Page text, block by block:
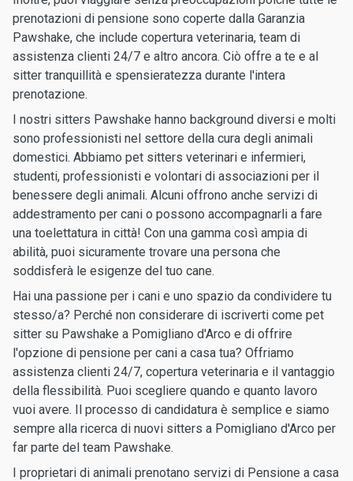
prenotazioni di pensione sono coperte dalla Garanzia
Pawshake, che include copertura veterinaria, team di
assistenza clienti 24/7 e altro ancora. Ciò offre a te e al
sitter tranquillità e spensieratezza durante l'intera
prenotazione.
I nostri sitters Pawshake hanno background diversi e molti
sono professionisti nel settore della cura degli animali
domestici. Abbiamo pet sitters veterinari e infermieri,
studenti, professionisti e volontari di associazioni per il
benessere degli animali. Alcuni offrono anche servizi di
addestramento per cani o possono accompagnarli a fare
una toelettatura in città! Con una gamma così ampia di
abilità, puoi sicuramente trovare una persona che
soddisferà le esigenze del tuo cane.
Hai una passione per i cani e uno spazio da condividere tu
stesso/a? Perché non considerare di iscriverti come pet
sitter su Pawshake a Pomigliano d'Arco e di offrire
l'opzione di pensione per cani a casa tua? Offriamo
assistenza clienti 24/7, copertura veterinaria e il vantaggio
della flessibilità. Puoi scegliere quando e quanto lavoro
vuoi avere. Il processo di candidatura è semplice e siamo
sempre alla ricerca di nuovi sitters a Pomigliano d'Arco per
far parte del team Pawshake.
I proprietari di animali prenotano servizi di Pensione a casa